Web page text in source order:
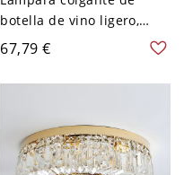
botella de vino ligero,
dorada y de resina, para
comedor
67,79 €